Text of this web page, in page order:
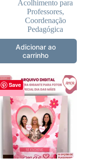
Acolhimento para
Professores,
Coordenação
Pedagógica
Adicionar ao
carrinho
Save